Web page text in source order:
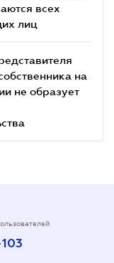
всех
лиц
на
не образует